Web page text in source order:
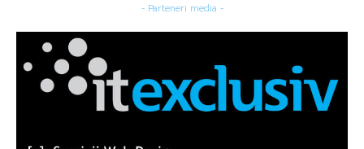
- Parteneri media -